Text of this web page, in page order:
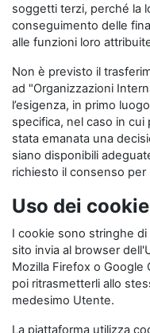
soggetti terzi, perché la
conseguimento delle
alle funzioni loro
Non è previsto il
ad "Organizzazioni
l’esigenza, in primo
specifica, nel caso in cui
stata emanata una
siano disponibili
richiesto il consenso
Uso dei cookie
I cookie sono stringhe
sito invia al browser
Mozilla Firefox o Google
poi ritrasmetterli allo
medesimo Utente.
La piattaforma utilizza